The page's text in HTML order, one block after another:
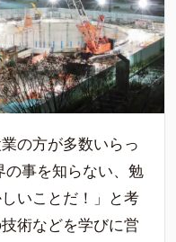
の方が多数いらっ
の事を知らない、勉
いことだ！」と考
術などを学びに営